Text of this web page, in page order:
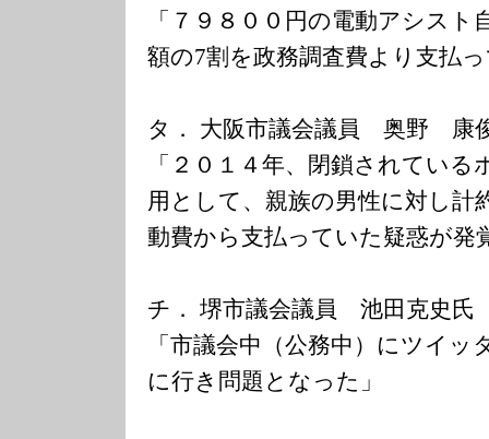
「７９８００円の電動アシスト
額の7割を政務調査費より支払
タ． 大阪市議会議員 奥野 康
「２０１４年、閉鎖されてい
用として、親族の男性に対し計
動費から支払っていた疑惑が発
チ． 堺市議会議員 池田克史氏
「市議会中（公務中）にツイ
に行き問題となった」